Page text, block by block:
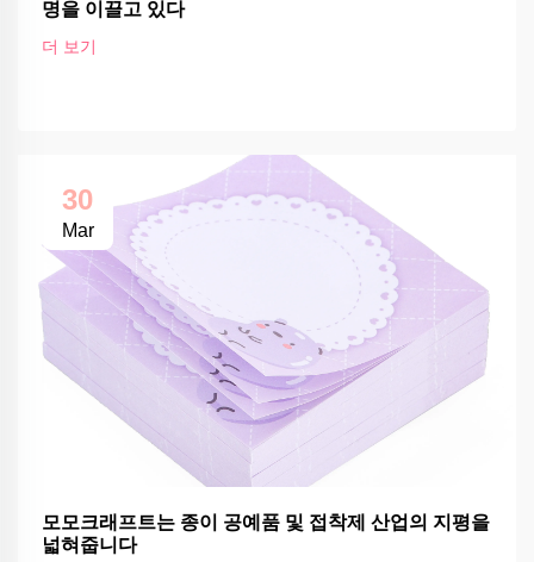
명을 이끌고 있다
더 보기
30
Mar
모모크래프트는 종이 공예품 및 접착제 산업의 지평을
넓혀줍니다